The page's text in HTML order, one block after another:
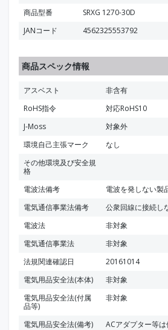
商品型番
SRXG 1270-30D
JANコード
4562325553792
商品スペック情報
アスベスト
非含有
RoHS指令
対応RoHS10
J-Moss
対象外
環境自己主張マーク
なし
その他環境及び安全規
格
電波法備考
電波を発しない製
電気通信事業法備考
公衆回線に接続し
電波法
非対象
電気通信事業法
非対象
法規関連確認日
20161014
電気用品安全法(本体)
非対象
電気用品安全法(付属
品等)
非対象
電気用品安全法(備考) ACアダプター等は